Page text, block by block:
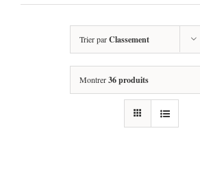
Trier parClassement
Montrer36 produits